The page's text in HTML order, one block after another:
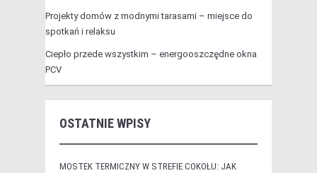
Projekty domów z modnymi tarasami – miejsce do
spotkań i relaksu
Ciepło przede wszystkim – energooszczędne okna
PCV
OSTATNIE WPISY
MOSTEK TERMICZNY W STREFIE COKOŁU: JAK